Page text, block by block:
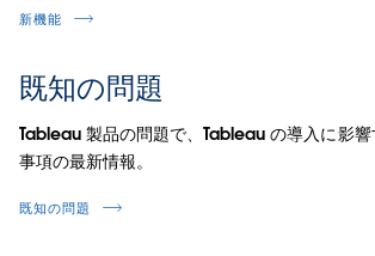
新機能
既知の問題
Tableau 製品の問題で、Tableau の導入に影
事項の最新情報。
既知の問題